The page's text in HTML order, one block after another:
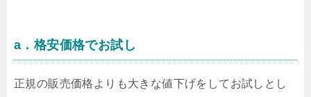
a．格安価格でお試し
正規の販売価格よりも大きな値下げをしてお試しとし